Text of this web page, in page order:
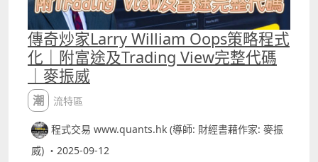
YouTube介紹影片
httpsyoutu.beEwZJ6jdhpXssi=pWqnY7By89I9_pYl
Backtest Report
httpswww.tradingview.comscriptjAmLZsVY%E7%91%9E
%E5%85%B8%E4%BA%A4%E6%98%93%E5%93%A1Kris
tjanKullamagi%E4%BA%A4%E6%98%93%E7%AD%96%
E7%95%A5 7專炒UVIX策略 YouTube介紹影片
httpsyoutu.beeNf96DNwFMEsi=16blJAt42R51UySt
Backtest Report
httpswww.tradingview.comscriptdf1YGeTT%E5%B0%88
%E7%82%92UVIX%E7%AD%96%E7%95%A5 8 線性回歸
2%E7%BE%8E%E6%9C%9F%E7%89%8810 2 ICT 策略改
良版_美股及ETF版本 YouTube介紹影片
httpsyoutu.be4YzpHdt73NEsi=UV7Pzztp1Ii_rfG Backtest
Report
httpswww.tradingview.comscriptK3wgWwILICT%E7%A
D%96%E7%95%A5%E6%94%B9%E8%89%AF%E7%89%8
82%E7%BE%8E%E8%82%A1%E5%8F%8AETF%E7%89%8
httpsyoutu.beIHqAB98gwaUsi=zSeuhTMtBfBBzeb
Backtest Report
傳奇炒家Larry William Oops策略程式
化｜附富途及Trading View完整代碼
｜麥振威
潮流特區
程式交易 www.quants.hk (導師: 財經書藉作家: 麥振
威) ・2025-09-12